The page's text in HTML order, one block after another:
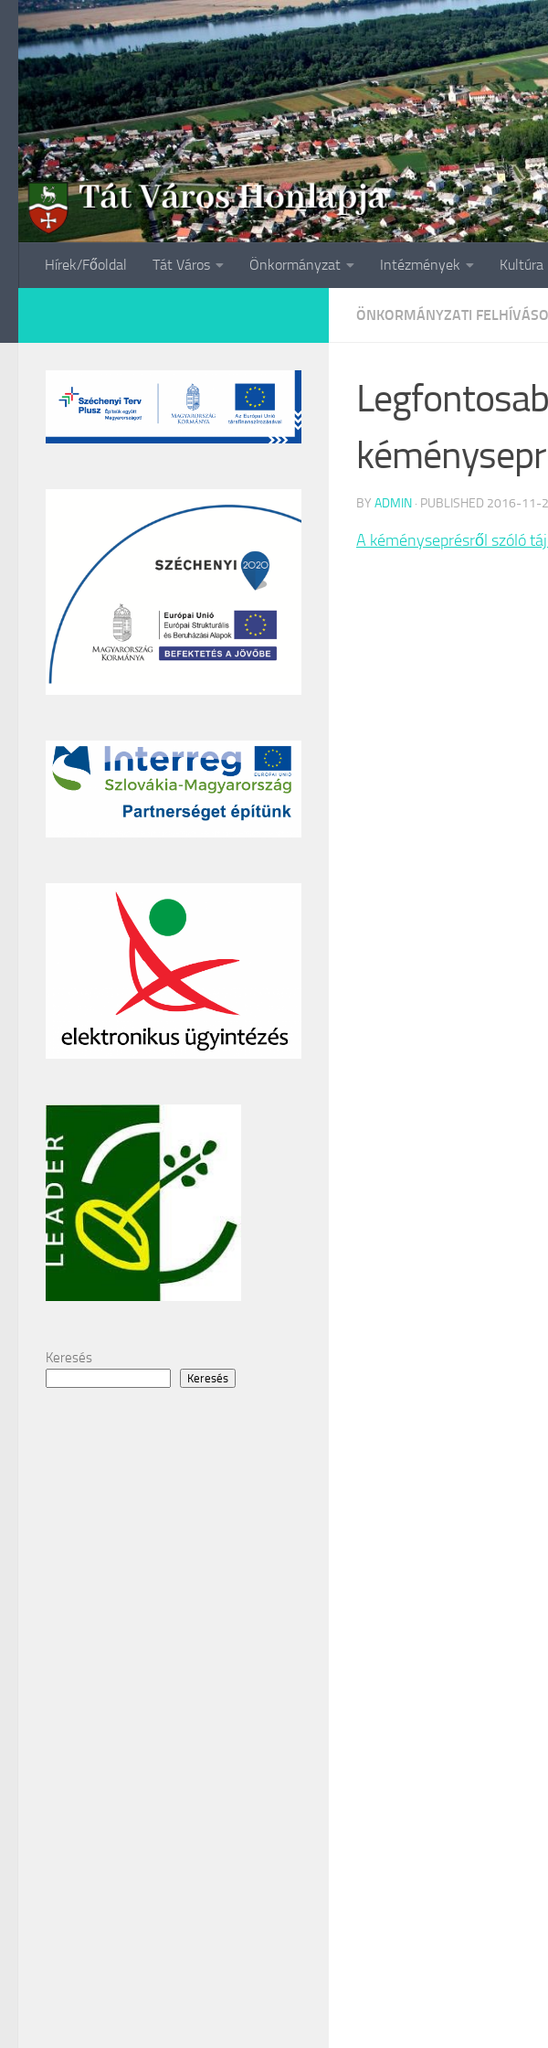
Skip to content
Hírek/Főoldal Tát Város Önkormányzat Intézmények Kultúra
ÖNKORMÁNYZATI
BY ADMIN · PUBLISHED 2016-11-
A kéményseprésről szóló
Keresés
Keresés